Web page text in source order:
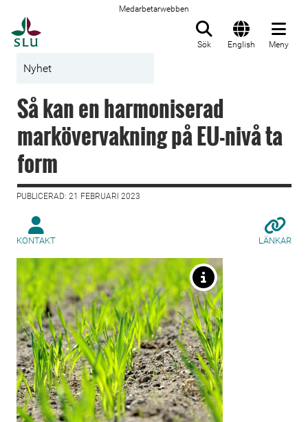
Medarbetarwebben
Sök English Meny
Nyhet
Så kan en harmoniserad
markövervakning på EU-nivå ta
form
PUBLICERAD: 21 FEBRUARI 2023
KONTAKT LÄNKAR